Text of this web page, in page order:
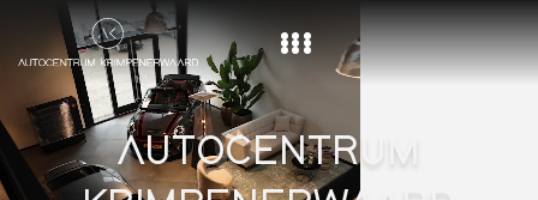
Home
Aanbod
AUTOCENTRUM